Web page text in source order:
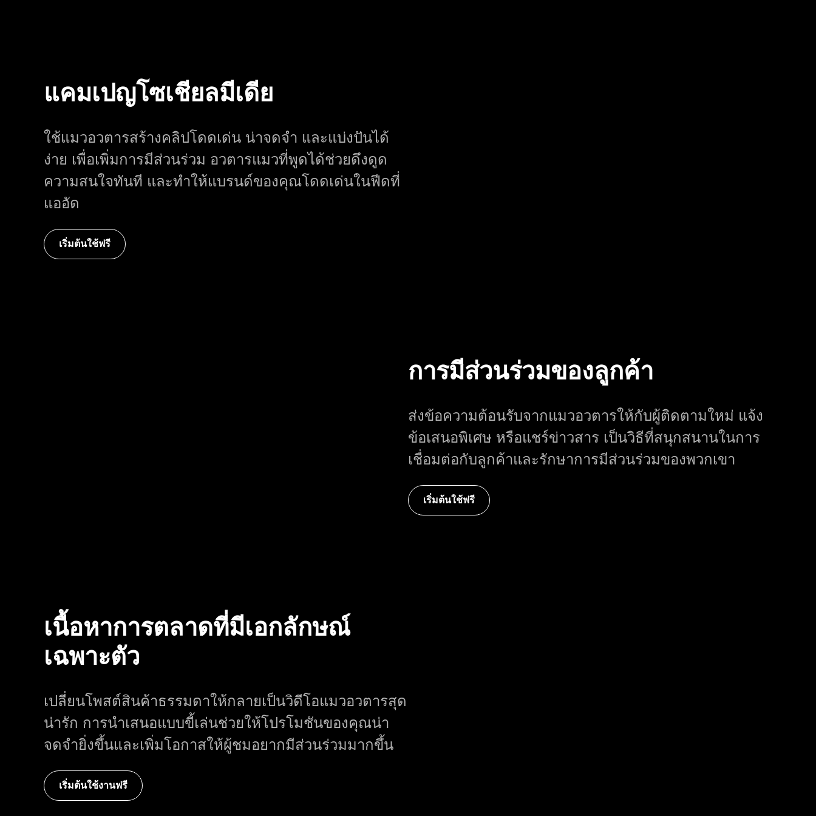
แคมเปญโซเชียลมีเดีย
ใช้แมวอวตารสร้างคลิปโดดเด่น น่าจดจำ และแบ่งปันได้
ง่าย เพื่อเพิ่มการมีส่วนร่วม อวตารแมวที่พูดได้ช่วยดึงดูด
ความสนใจทันที และทำให้แบรนด์ของคุณโดดเด่นในฟีดที่
แออัด
เริ่มต้นใช้ฟรี
การมีส่วนร่วมของลูกค้า
ส่งข้อความต้อนรับจากแมวอวตารให้กับผู้ติดตามใหม่ แจ้ง
ข้อเสนอพิเศษ หรือแชร์ข่าวสาร เป็นวิธีที่สนุกสนานในการ
เชื่อมต่อกับลูกค้าและรักษาการมีส่วนร่วมของพวกเขา
เริ่มต้นใช้ฟรี
เนื้อหาการตลาดที่มีเอกลักษณ์
เฉพาะตัว
เปลี่ยนโพสต์สินค้าธรรมดาให้กลายเป็นวิดีโอแมวอวตารสุด
น่ารัก การนำเสนอแบบขี้เล่นช่วยให้โปรโมชันของคุณน่า
จดจำยิ่งขึ้นและเพิ่มโอกาสให้ผู้ชมอยากมีส่วนร่วมมากขึ้น
เริ่มต้นใช้งานฟรี